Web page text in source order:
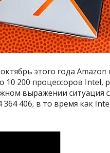
этого года
10 200 процессоров Intel,
выражении ситуация
406, в то время как